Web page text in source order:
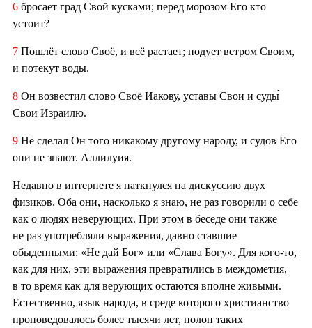
6 бросает град Свой кусками; перед морозом Его кто
устоит?
7 Пошлёт слово Своё, и всё растает; подует ветром Своим,
и потекут воды.
8 Он возвестил слово Своё Иакову, уставы Свои и суды́
Свои Израилю.
9 Не сделал Он того никакому другому народу, и судов Его
они не знают. Аллилуия.
Недавно в интернете я наткнулся на дискуссию двух
физиков. Оба они, насколько я знаю, не раз говорили о себе
как о людях неверующих. При этом в беседе они также
не раз употребляли выражения, давно ставшие
обыденными: «Не дай Бог» или «Слава Богу». Для кого-то,
как для них, эти выражения превратились в междометия,
в то время как для верующих остаются вполне живыми.
Естественно, язык народа, в среде которого христианство
проповедовалось более тысячи лет, полон таких